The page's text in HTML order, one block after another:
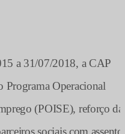
a 31/07/2018, a CAP
Programa Operacional
(POISE), reforço da